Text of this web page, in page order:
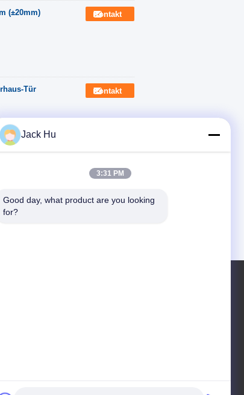
(±20mm)
Kontakt
Tür
Kontakt
Flughafen
Kontakt
Changping-Straße, Shahe-Stadt,
Bezirk, Peking, Volksrepublik
Jack Hu
3:31 PM
Good day, what product are you looking
for?